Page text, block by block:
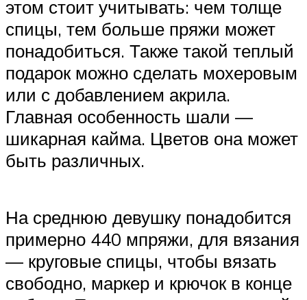
этом стоит учитывать: чем толще
спицы, тем больше пряжи может
понадобиться. Также такой теплый
подарок можно сделать мохеровым
или с добавлением акрила.
Главная особенность шали —
шикарная кайма. Цветов она может
быть различных.
На среднюю девушку понадобится
примерно 440 мпряжи, для вязания
— круговые спицы, чтобы вязать
свободно, маркер и крючок в конце